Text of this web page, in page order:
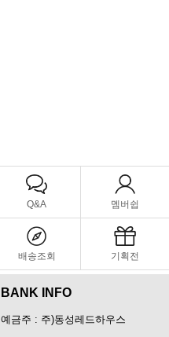
Q&A 멤버쉽
배송조회 기획전
BANK INFO
예금주 : 주)동성레드하우스